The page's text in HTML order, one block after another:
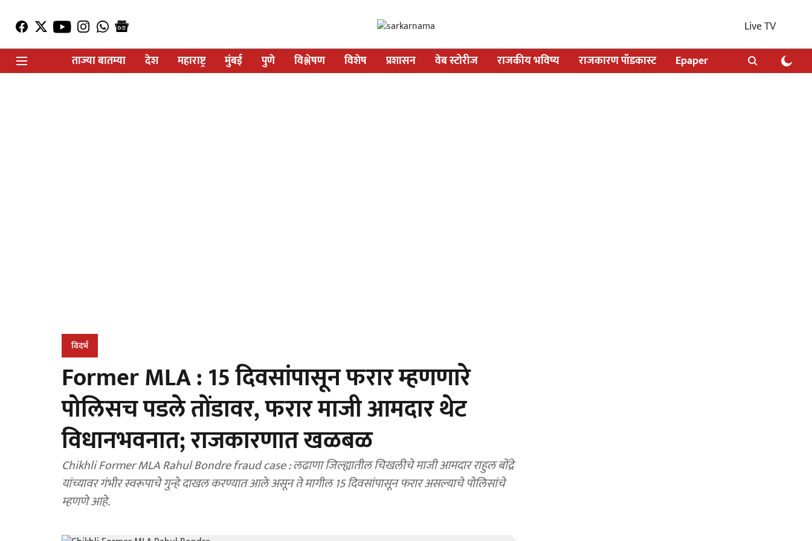
Live TV
ताज्या बातम्या
देश महाराष्ट्र मुंबई पुणे विश्लेषण विशेष प्रशासन वेब स्टोरीज राजकीय भविष्य राजकारण पॉडकास्ट Epaper
विदर्भ
Former MLA : 15 दिवसांपासून फरार म्हणणारे
पोलिसच पडले तोंडावर, फरार माजी आमदार थेट
विधानभवनात; राजकारणात खळबळ
Chikhli Former MLA Rahul Bondre fraud case : लढाणा जिल्ह्यातील चिखलीचे माजी आमदार राहुल बोंद्रे
यांच्यावर गंभीर स्वरूपाचे गुन्हे दाखल करण्यात आले असून ते मागील 15 दिवसांपासून फरार असल्याचे पोलिसांचे
म्हणणे आहे.